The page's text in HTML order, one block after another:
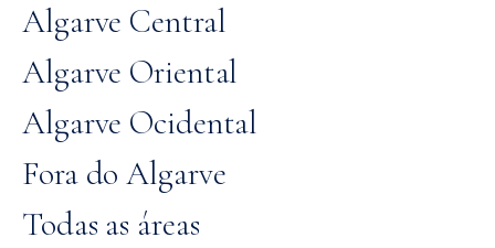
Algarve Central
Algarve Oriental
Algarve Ocidental
Fora do Algarve
Todas as áreas